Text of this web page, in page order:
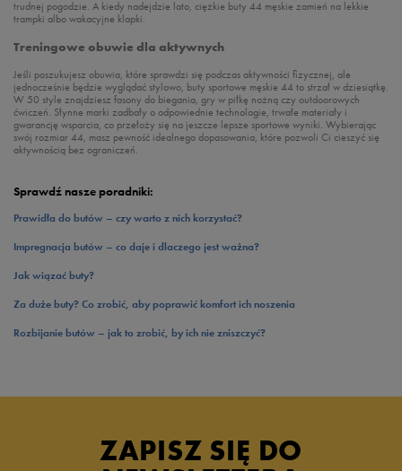
trudnej pogodzie. A kiedy nadejdzie lato, ciężkie buty 44 męskie zamień na lekkie
trampki albo wakacyjne klapki.
Treningowe obuwie dla aktywnych
Jeśli poszukujesz obuwia, które sprawdzi się podczas aktywności fizycznej, ale
jednocześnie będzie wyglądać stylowo, buty sportowe męskie 44 to strzał w dziesiątkę.
W 50 style znajdziesz fasony do biegania, gry w piłkę nożną czy outdoorowych
ćwiczeń. Słynne marki zadbały o odpowiednie technologie, trwałe materiały i
gwarancję wsparcia, co przełoży się na jeszcze lepsze sportowe wyniki. Wybierając
swój rozmiar 44, masz pewność idealnego dopasowania, które pozwoli Ci cieszyć się
aktywnością bez ograniczeń.
Sprawdź nasze poradniki:
Prawidła do butów – czy warto z nich korzystać?
Impregnacja butów – co daje i dlaczego jest ważna?
Jak wiązać buty?
Za duże buty? Co zrobić, aby poprawić komfort ich noszenia
Rozbijanie butów – jak to zrobić, by ich nie zniszczyć?
ZAPISZ SIĘ DO